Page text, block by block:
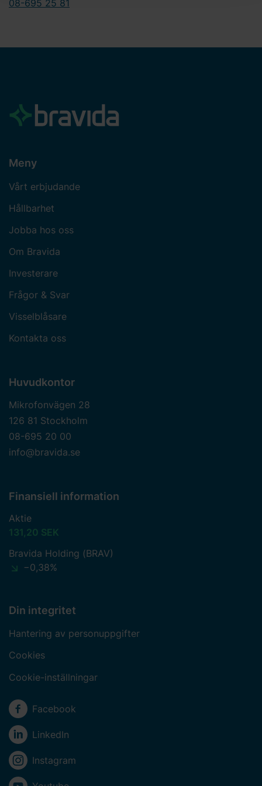
08-695 25 81
Meny
Vårt erbjudande
Hållbarhet
Jobba hos oss
Om Bravida
Investerare
Frågor & Svar
Visselblåsare
Kontakta oss
Huvudkontor
Mikrofonvägen 28
126 81 Stockholm
08-695 20 00
info@bravida.se
Finansiell information
Aktie
131,20 SEK
Bravida Holding (BRAV)
−0,38%
Din integritet
Hantering av personuppgifter
Cookies
Cookie-inställningar
Sociala medier
Facebook
LinkedIn
Instagram